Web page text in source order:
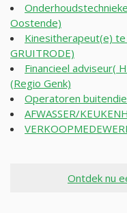
Oostende)
Kinesitherapeut(e)
GRUITRODE)
Financieel adviseur(
(Regio Genk)
Operatoren
AFWASSER/
Ontdek nu